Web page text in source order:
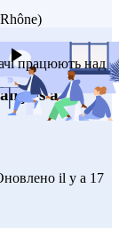
працюють над
à
il y a 17